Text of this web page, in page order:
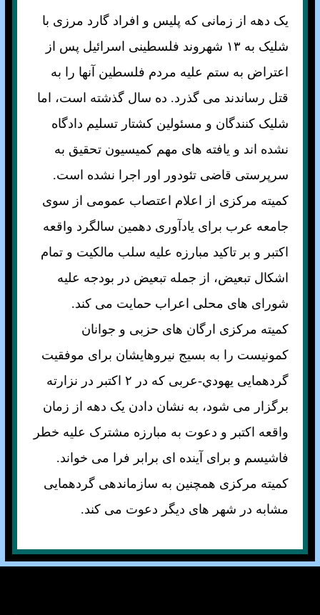
يک دهه از زمانی که پليس و افراد گارد مرزی با
شليک به ۱٣ شهروند فلسطينی اسرائيل پس از
اعتراض به ستم عليه مردم فلسطين آنها را به
قتل رساندند می گذرد. ده سال گذشته است، اما
شليک کنندگان و مسئولين کشتار تسليم دادگاه
نشده اند و يافته های مهم کميسيون تحقيق به
سرپرستی قاضی تئودور اور اجرا نشده است.
کميته مرکزی از اعلام اعتصاب عمومی از سوی
جامعه عرب برای يادآوری دهمين سالگرد واقعه
اکتبر و بر تاکيد مبارزه عليه سلب مالکيت و تمام
اشکال تبعيض، از جمله تبعيض در بودجه عليه
شورای های محلی اعراب حمايت می کند.
کميته مرکزی ارگان های حزبی و جوانان
کمونيست را به بسيج نيروهايشان برای موفقيت
گردهمايی يهودي-عربی که در ۲ اکتبر در نزارته
برگزار می شود، به نشان دادن يک دهه از زمان
واقعه اکتبر و دعوت به مبارزه مشترک عليه خطر
فاشيسم و برای آينده ای برابر فرا می خواند.
کميته مرکزی همچنين به سازماندهی گردهمايی
مشابه در شهر های ديگر دعوت می کند.